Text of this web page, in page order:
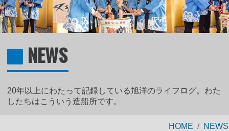
NEWS
20年以上にわたって記録している旭洋のライフログ。わた
したちはこういう造船所です。
HOME NEWS